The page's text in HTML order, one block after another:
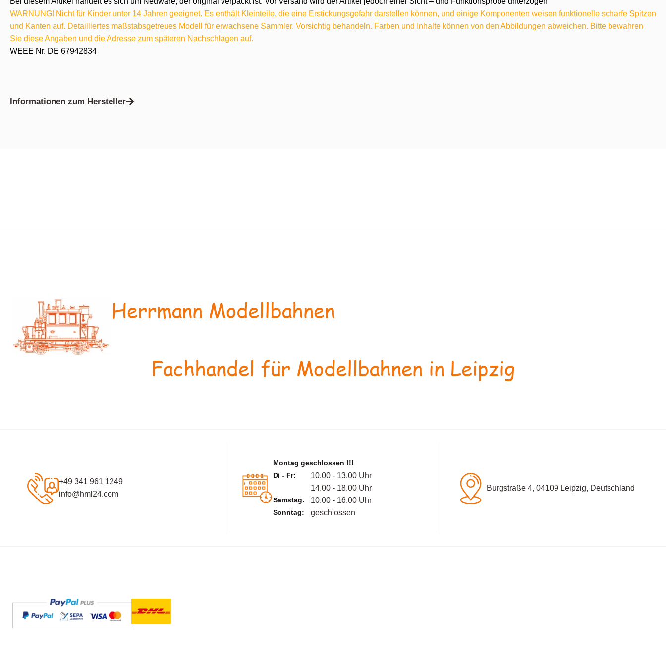
WARNUNG! Nicht für Kinder unter 14 Jahren geeignet. Es enthält Kleinteile, die eine Erstickungsgefahr darstellen können, und einige Komponenten weisen funktionelle scharfe Spitzen
und Kanten auf. Detailliertes maßstabsgetreues Modell für erwachsene Sammler. Vorsichtig behandeln. Farben und Inhalte können von den Abbildungen abweichen. Bitte bewahren
Sie diese Angaben und die Adresse zum späteren Nachschlagen auf.
WEEE Nr. DE 67942834
Informationen zum Hersteller
Herrmann Modellbahnen
Fachhandel für Modellbahnen in Leipzig
+49 341 961 1249
info@hml24.com
Montag geschlossen !!!
Di - Fr:
10.00 - 13.00 Uhr
14.00 - 18.00 Uhr
Samstag: 10.00 - 16.00 Uhr
Sonntag: geschlossen
Burgstraße 4, 04109 Leipzig, Deutschland